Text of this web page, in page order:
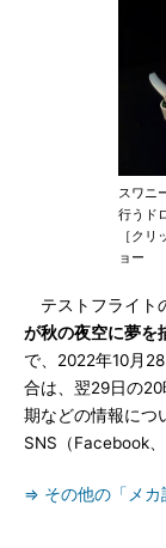
スワニ
行うド
［ク
ョー
テストフライト
が秋の夜空に夢を
で、2022年10月
合は、翌29日の
期などの情報につ
SNS（Facebook
⇒ その他の「メカ